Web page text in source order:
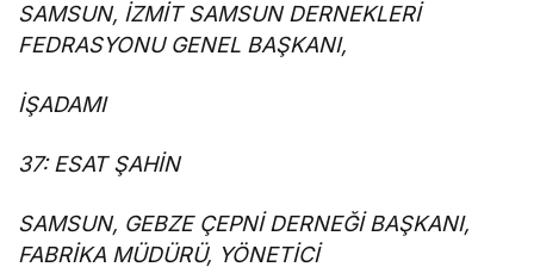
SAMSUN, İZMİT SAMSUN DERNEKLERİ
FEDRASYONU GENEL BAŞKANI,
İŞADAMI
37: ESAT ŞAHİN
SAMSUN, GEBZE ÇEPNİ DERNEĞİ BAŞKANI,
FABRİKA MÜDÜRÜ, YÖNETİCİ